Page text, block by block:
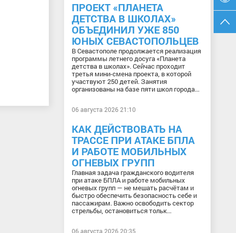
ПРОЕКТ «ПЛАНЕТА
ДЕТСТВА В ШКОЛАХ»
ОБЪЕДИНИЛ УЖЕ 850
ЮНЫХ СЕВАСТОПОЛЬЦЕВ
В Севастополе продолжается реализация
программы летнего досуга «Планета
детства в школах». Сейчас проходит
третья мини-смена проекта, в которой
участвуют 250 детей. Занятия
организованы на базе пяти школ города...
06 августа 2026 21:10
КАК ДЕЙСТВОВАТЬ НА
ТРАССЕ ПРИ АТАКЕ БПЛА
И РАБОТЕ МОБИЛЬНЫХ
ОГНЕВЫХ ГРУПП
Главная задача гражданского водителя
при атаке БПЛА и работе мобильных
огневых групп — не мешать расчётам и
быстро обеспечить безопасность себе и
пассажирам. Важно освободить сектор
стрельбы, остановиться тольк...
06 августа 2026 20:35